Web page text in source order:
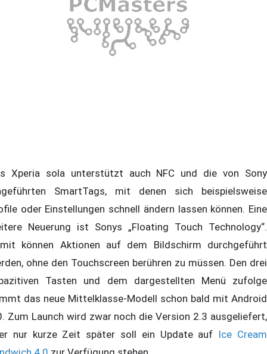
Xperia sola unterstützt auch NFC und die von Sony
SmartTags, mit denen sich beispielsweise
oder Einstellungen schnell ändern lassen können. Eine
Neuerung ist Sonys „Floating Touch Technology“.
können Aktionen auf dem Bildschirm durchgeführt
ohne den Touchscreen berühren zu müssen. Den drei
Tasten und dem dargestellten Menü zufolge
das neue Mittelklasse-Modell schon bald mit Android
Zum Launch wird zwar noch die Version 2.3 ausgeliefert,
nur kurze Zeit später soll ein Update auf Ice Cream